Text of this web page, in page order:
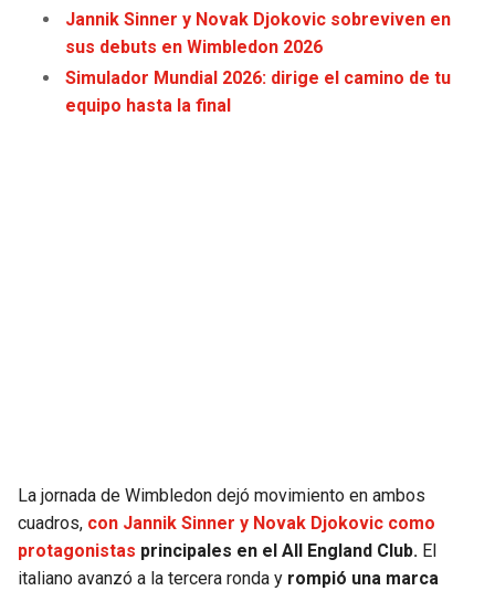
GIANTS
EAGLES
LIONS
PACKERS
LAKERS
SUNS
NUGGETS
TIMBERWOLVES
Jannik Sinner y Novak Djokovic sobreviven en
sus debuts en Wimbledon 2026
Simulador Mundial 2026: dirige el camino de tu
equipo hasta la final
La jornada de Wimbledon dejó movimiento en ambos
cuadros, con Jannik Sinner y Novak Djokovic como
protagonistas principales en el All England Club. El
italiano avanzó a la tercera ronda y rompió una marca